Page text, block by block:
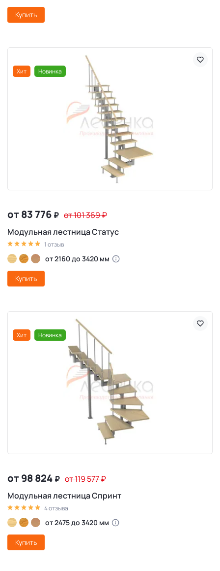
Купить
Хит Новинка
от 83 776 ₽ от 101 369₽
Модульная лестница Статус
1 отзыв
от 2160 до 3420 мм
Купить
Хит Новинка
от 98 824 ₽ от 119 577₽
Модульная лестница Спринт
4 отзыва
от 2475 до 3420 мм
Купить